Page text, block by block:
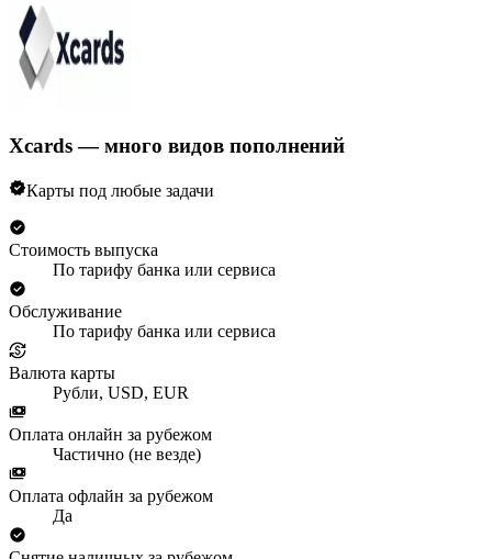
Xcards — много видов пополнений
Карты под любые задачи
Стоимость выпуска
По тарифу банка или сервиса
Обслуживание
По тарифу банка или сервиса
Валюта карты
Рубли, USD, EUR
Оплата онлайн за рубежом
Частично (не везде)
Оплата офлайн за рубежом
Да